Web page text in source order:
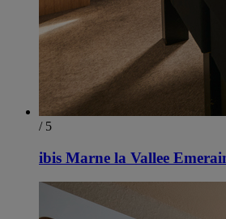
/ 5
ibis Marne la Vallee